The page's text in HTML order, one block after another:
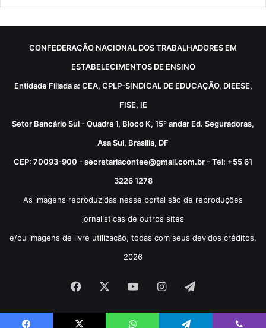
CONFEDERAÇÃO NACIONAL DOS TRABALHADORES EM
ESTABELECIMENTOS DE ENSINO
Entidade Filiada a: CEA, CPLP-SINDICAL DE EDUCAÇÃO, DIEESE,
FISE, IE
Setor Bancário Sul - Quadra 1, Bloco K, 15º andar Ed. Seguradoras,
Asa Sul, Brasília, DF
CEP: 70093-900 - secretariacontee@gmail.com.br - Tel: +55 61
3226 1278
As imagens reproduzidas nesse portal são de reproduções
jornalísticas de outros sites
e/ou imagens de livre utilização, todas com seus devidos créditos.
2026
Facebook YouTubeInstagram